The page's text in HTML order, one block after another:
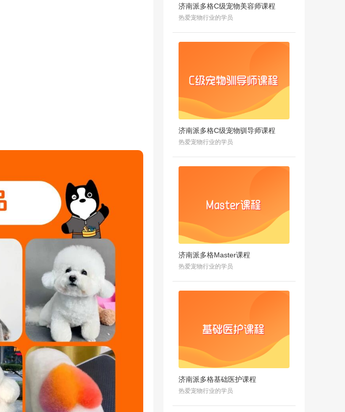
济南派多格C级宠物美容师课程
热爱宠物行业的学员
济南派多格C级宠物驯导师课程
热爱宠物行业的学员
济南派多格Master课程
热爱宠物行业的学员
济南派多格基础医护课程
热爱宠物行业的学员